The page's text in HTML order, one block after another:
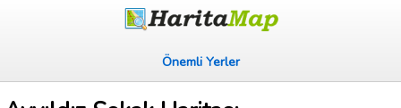
Önemli Yerler